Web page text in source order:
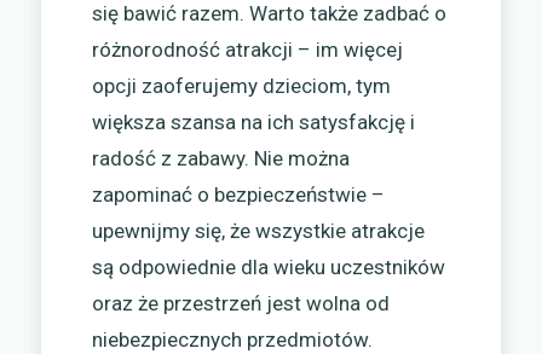
się bawić razem. Warto także zadbać o
różnorodność atrakcji – im więcej
opcji zaoferujemy dzieciom, tym
większa szansa na ich satysfakcję i
radość z zabawy. Nie można
zapominać o bezpieczeństwie –
upewnijmy się, że wszystkie atrakcje
są odpowiednie dla wieku uczestników
oraz że przestrzeń jest wolna od
niebezpiecznych przedmiotów.